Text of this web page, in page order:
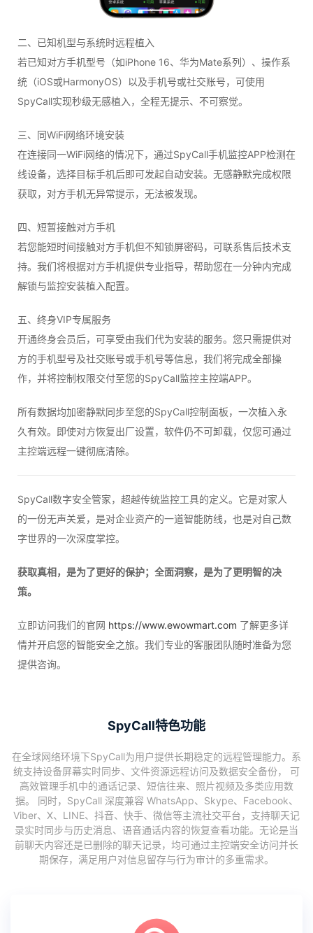
二、已知机型与系统时远程植入
若已知对方手机型号（如iPhone 16、华为Mate系列）、操作系
统（iOS或HarmonyOS）以及手机号或社交账号，可使用
SpyCall实现秒级无感植入，全程无提示、不可察觉。
三、同WiFi网络环境安装
在连接同一WiFi网络的情况下，通过SpyCall手机监控APP检测在
线设备，选择目标手机后即可发起自动安装。无感静默完成权限
获取，对方手机无异常提示，无法被发现。
四、短暂接触对方手机
若您能短时间接触对方手机但不知锁屏密码，可联系售后技术支
持。我们将根据对方手机提供专业指导，帮助您在一分钟内完成
解锁与监控安装植入配置。
五、终身VIP专属服务
开通终身会员后，可享受由我们代为安装的服务。您只需提供对
方的手机型号及社交账号或手机号等信息，我们将完成全部操
作，并将控制权限交付至您的SpyCall监控主控端APP。
所有数据均加密静默同步至您的SpyCall控制面板，一次植入永
久有效。即使对方恢复出厂设置，软件仍不可卸载，仅您可通过
主控端远程一键彻底清除。
SpyCall数字安全管家，超越传统监控工具的定义。它是对家人
的一份无声关爱，是对企业资产的一道智能防线，也是对自己数
字世界的一次深度掌控。
获取真相，是为了更好的保护；全面洞察，是为了更明智的决
策。
立即访问我们的官网 https://www.ewowmart.com 了解更多详
情并开启您的智能安全之旅。我们专业的客服团队随时准备为您
提供咨询。
SpyCall特色功能
在全球网络环境下SpyCall为用户提供长期稳定的远程管理能力。系
统支持设备屏幕实时同步、文件资源远程访问及数据安全备份， 可
高效管理手机中的通话记录、短信往来、照片视频及多类应用数
据。 同时，SpyCall 深度兼容 WhatsApp、Skype、Facebook、
Viber、X、LINE、抖音、快手、微信等主流社交平台，支持聊天记
录实时同步与历史消息、语音通话内容的恢复查看功能。无论是当
前聊天内容还是已删除的聊天记录，均可通过主控端安全访问并长
期保存，满足用户对信息留存与行为审计的多重需求。